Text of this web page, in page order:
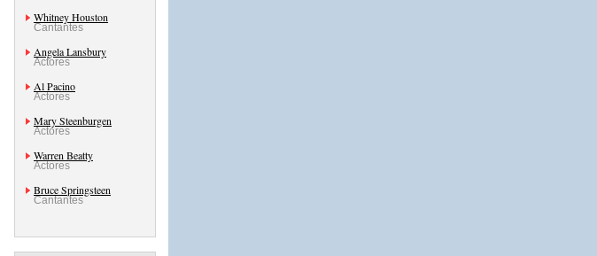
Whitney Houston
Cantantes
Angela Lansbury
Actores
Al Pacino
Actores
Mary Steenburgen
Actores
Warren Beatty
Actores
Bruce Springsteen
Cantantes